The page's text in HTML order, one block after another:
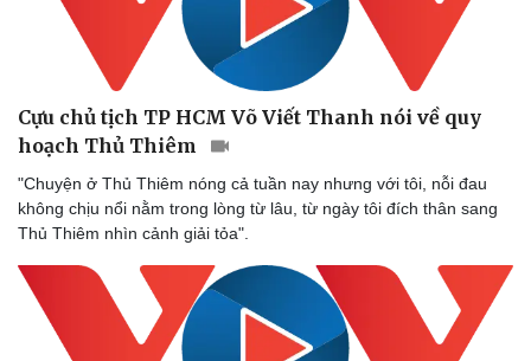
Cựu chủ tịch TP HCM Võ Viết Thanh nói về quy
hoạch Thủ Thiêm
"Chuyện ở Thủ Thiêm nóng cả tuần nay nhưng với tôi, nỗi đau
không chịu nổi nằm trong lòng từ lâu, từ ngày tôi đích thân sang
Thủ Thiêm nhìn cảnh giải tỏa".